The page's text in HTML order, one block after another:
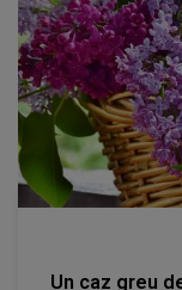
Un caz greu